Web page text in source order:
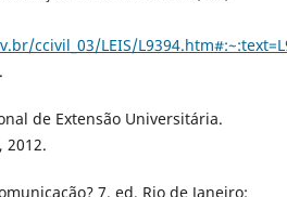
ccivil_03/LEIS/
de Extensão Universitária.
2012.
7. ed. Rio de Janeiro: